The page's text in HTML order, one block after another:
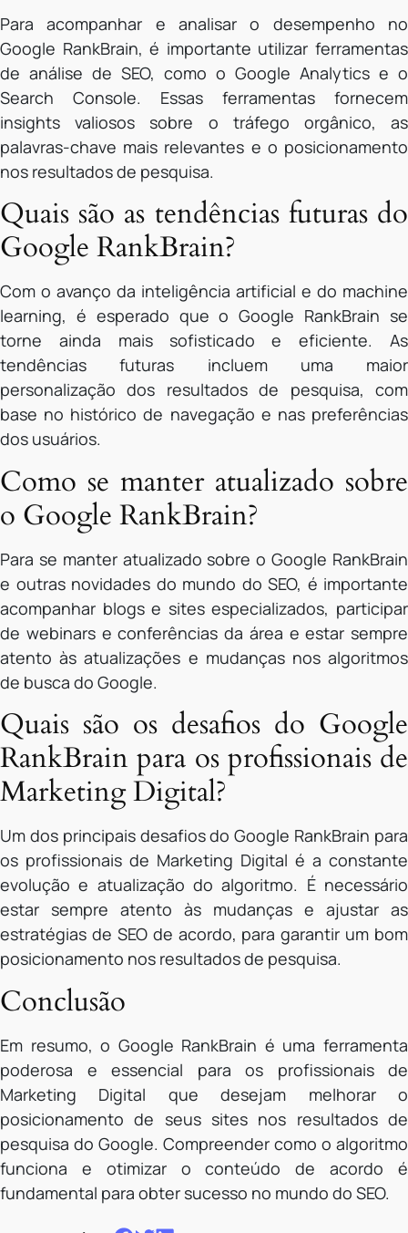
Para acompanhar e analisar o desempenho no
Google RankBrain, é importante utilizar ferramentas
de análise de SEO, como o Google Analytics e o
Search Console. Essas ferramentas fornecem
insights valiosos sobre o tráfego orgânico, as
palavras-chave mais relevantes e o posicionamento
nos resultados de pesquisa.
Quais são as tendências futuras do
Google RankBrain?
Com o avanço da inteligência artificial e do machine
learning, é esperado que o Google RankBrain se
torne ainda mais sofisticado e eficiente. As
tendências futuras incluem uma maior
personalização dos resultados de pesquisa, com
base no histórico de navegação e nas preferências
dos usuários.
Como se manter atualizado sobre
o Google RankBrain?
Para se manter atualizado sobre o Google RankBrain
e outras novidades do mundo do SEO, é importante
acompanhar blogs e sites especializados, participar
de webinars e conferências da área e estar sempre
atento às atualizações e mudanças nos algoritmos
de busca do Google.
Quais são os desafios do Google
RankBrain para os profissionais de
Marketing Digital?
Um dos principais desafios do Google RankBrain para
os profissionais de Marketing Digital é a constante
evolução e atualização do algoritmo. É necessário
estar sempre atento às mudanças e ajustar as
estratégias de SEO de acordo, para garantir um bom
posicionamento nos resultados de pesquisa.
Conclusão
Em resumo, o Google RankBrain é uma ferramenta
poderosa e essencial para os profissionais de
Marketing Digital que desejam melhorar o
posicionamento de seus sites nos resultados de
pesquisa do Google. Compreender como o algoritmo
funciona e otimizar o conteúdo de acordo é
fundamental para obter sucesso no mundo do SEO.